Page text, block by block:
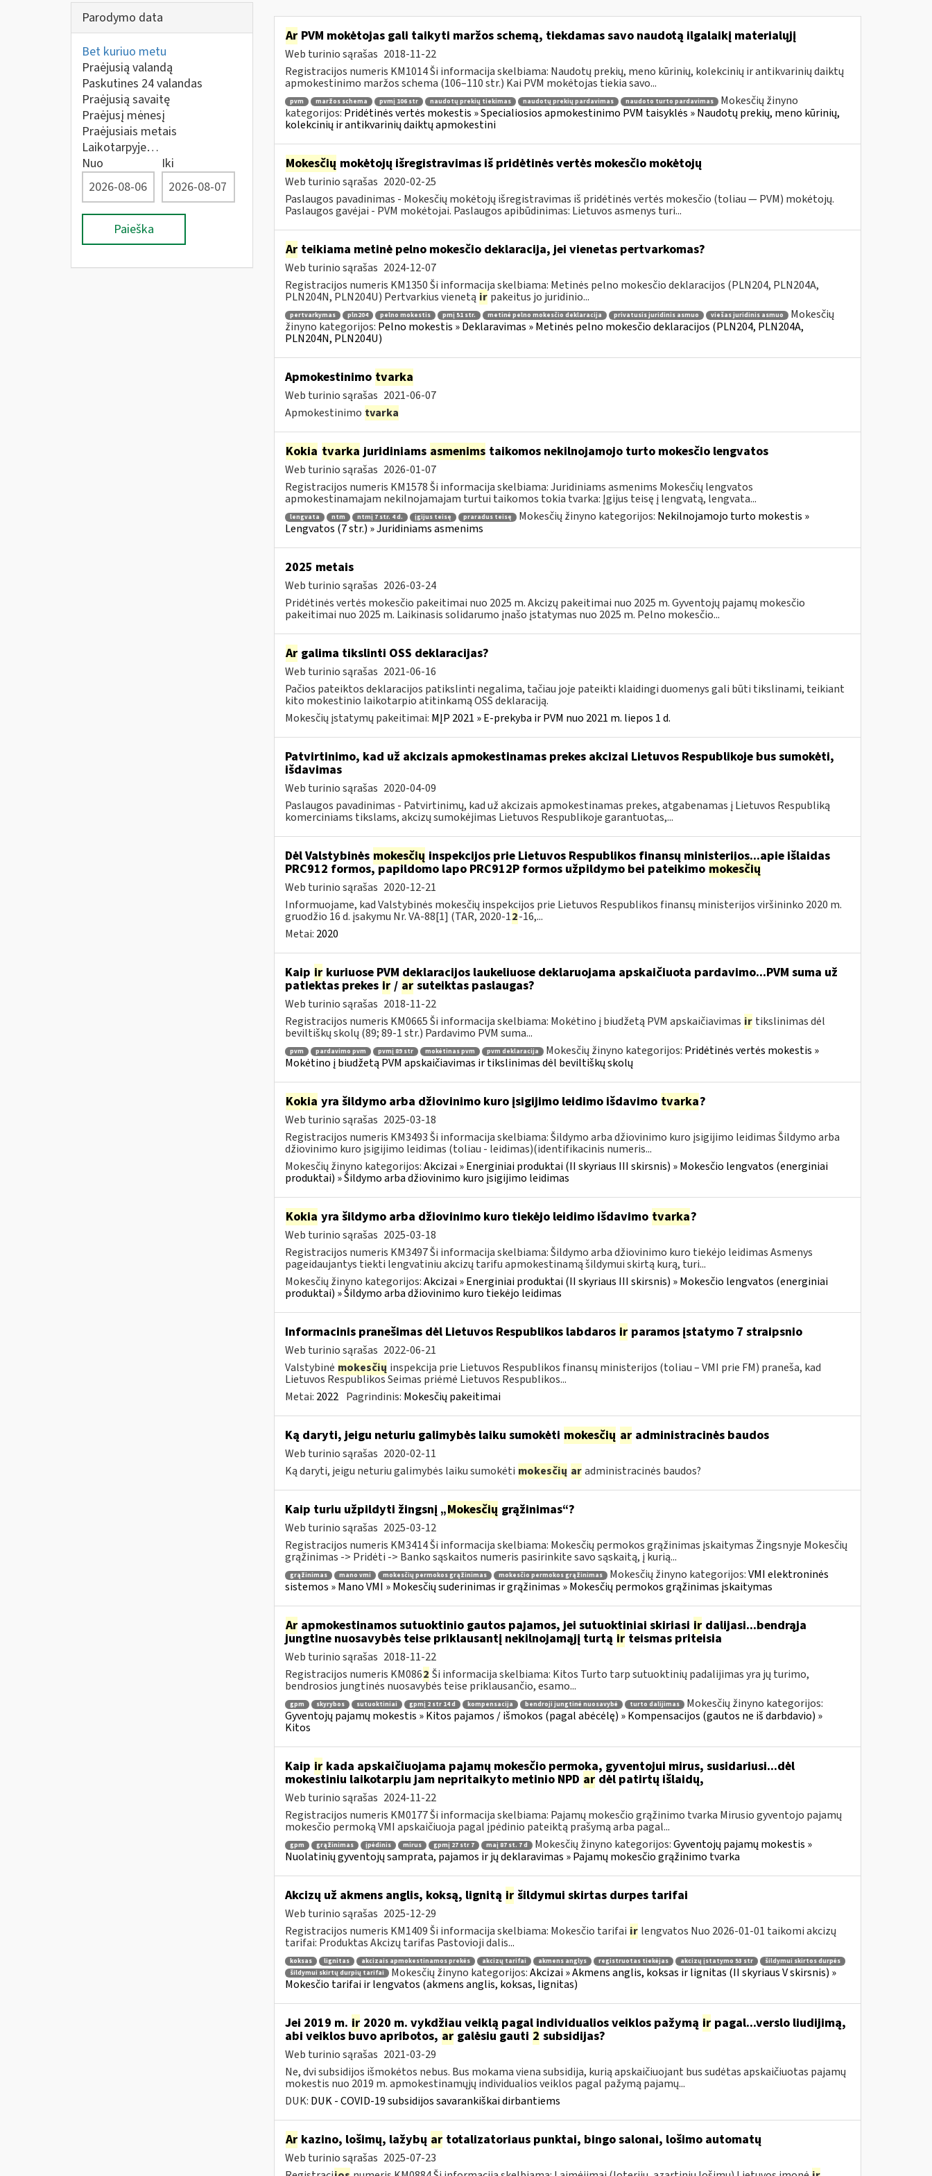
Parodymo data
Bet kuriuo metu
Praėjusią valandą
Paskutines 24 valandas
Praėjusią savaitę
Praėjusį mėnesį
Praėjusiais metais
Laikotarpyje…
Nuo
Iki
Paieška
ArPVM mokėtojas gali taikyti maržos schemą, tiekdamas savo naudotą ilgalaikį materialųjį
Web turinio sąrašas 2018-11-22
Registracijos numeris KM1014 Ši informacija skelbiama: Naudotų prekių, meno kūrinių, kolekcinių ir antikvarinių daiktų
apmokestinimo maržos schema (106–110 str.) Kai PVM mokėtojas tiekia savo...
pvm maržos schema pvmį 106 str naudotų prekių tiekimas naudotų prekių pardavimas naudoto turto pardavimas
Mokesčių žinyno
kategorijos: Pridėtinės vertės mokestis » Specialiosios apmokestinimo PVM taisyklės » Naudotų prekių, meno kūrinių,
kolekcinių ir antikvarinių daiktų apmokestini
Mokesčių mokėtojų išregistravimas iš pridėtinės vertės mokesčio mokėtojų
Web turinio sąrašas 2020-02-25
Paslaugos pavadinimas - Mokesčių mokėtojų išregistravimas iš pridėtinės vertės mokesčio (toliau — PVM) mokėtojų.
Paslaugos gavėjai - PVM mokėtojai. Paslaugos apibūdinimas: Lietuvos asmenys turi...
Arteikiama metinė pelno mokesčio deklaracija, jei vienetas pertvarkomas?
Web turinio sąrašas 2024-12-07
Registracijos numeris KM1350 Ši informacija skelbiama: Metinės pelno mokesčio deklaracijos (PLN204, PLN204A,
PLN204N, PLN204U) Pertvarkius vienetą ir pakeitus jo juridinio...
pertvarkymas pln204 pelno mokestis pmį 51 str. metinė pelno mokesčio deklaracija privatusis juridinis asmuo viešas juridinis asmuo
Mokesčių
žinyno kategorijos: Pelno mokestis » Deklaravimas » Metinės pelno mokesčio deklaracijos (PLN204, PLN204A,
PLN204N, PLN204U)
Apmokestinimo tvarka
Web turinio sąrašas 2021-06-07
Apmokestinimo tvarka
Kokia tvarka juridiniams asmenims taikomos nekilnojamojo turto mokesčio lengvatos
Web turinio sąrašas 2026-01-07
Registracijos numeris KM1578 Ši informacija skelbiama: Juridiniams asmenims Mokesčių lengvatos
apmokestinamajam nekilnojamajam turtui taikomos tokia tvarka: Įgijus teisę į lengvatą, lengvata...
lengvata ntm ntmį 7 str. 4 d. įgijus teisę praradus teisę Mokesčių žinyno kategorijos: Nekilnojamojo turto mokestis »
Lengvatos (7 str.) » Juridiniams asmenims
2025 metais
Web turinio sąrašas 2026-03-24
Pridėtinės vertės mokesčio pakeitimai nuo 2025 m. Akcizų pakeitimai nuo 2025 m. Gyventojų pajamų mokesčio
pakeitimai nuo 2025 m. Laikinasis solidarumo įnašo įstatymas nuo 2025 m. Pelno mokesčio...
Argalima tikslinti OSS deklaracijas?
Web turinio sąrašas 2021-06-16
Pačios pateiktos deklaracijos patikslinti negalima, tačiau joje pateikti klaidingi duomenys gali būti tikslinami, teikiant
kito mokestinio laikotarpio atitinkamą OSS deklaraciją.
Mokesčių įstatymų pakeitimai: MĮP 2021 » E-prekyba ir PVM nuo 2021 m. liepos 1 d.
Patvirtinimo, kad už akcizais apmokestinamas prekes akcizai Lietuvos Respublikoje bus sumokėti,
išdavimas
Web turinio sąrašas 2020-04-09
Paslaugos pavadinimas - Patvirtinimų, kad už akcizais apmokestinamas prekes, atgabenamas į Lietuvos Respubliką
komerciniams tikslams, akcizų sumokėjimas Lietuvos Respublikoje garantuotas,...
Dėl Valstybinės mokesčių inspekcijos prie Lietuvos Respublikos finansų ministerijos...apie išlaidas
PRC912 formos, papildomo lapo PRC912P formos užpildymo bei pateikimo mokesčių
Web turinio sąrašas 2020-12-21
Informuojame, kad Valstybinės mokesčių inspekcijos prie Lietuvos Respublikos finansų ministerijos viršininko 2020 m.
gruodžio 16 d. įsakymu Nr. VA-88[1] (TAR, 2020-12-16,...
Metai: 2020
Kaip irkuriuose PVM deklaracijos laukeliuose deklaruojama apskaičiuota pardavimo...PVM suma už
patiektas prekes ir/ arsuteiktas paslaugas?
Web turinio sąrašas 2018-11-22
Registracijos numeris KM0665 Ši informacija skelbiama: Mokėtino į biudžetą PVM apskaičiavimas ir tikslinimas dėl
beviltiškų skolų (89; 89-1 str.) Pardavimo PVM suma...
pvm pardavimo pvm pvmį 89 str mokėtinas pvm pvm deklaracija Mokesčių žinyno kategorijos: Pridėtinės vertės mokestis »
Mokėtino į biudžetą PVM apskaičiavimas ir tikslinimas dėl beviltiškų skolų
Kokia yra šildymo arba džiovinimo kuro įsigijimo leidimo išdavimo tvarka?
Web turinio sąrašas 2025-03-18
Registracijos numeris KM3493 Ši informacija skelbiama: Šildymo arba džiovinimo kuro įsigijimo leidimas Šildymo arba
džiovinimo kuro įsigijimo leidimas (toliau - leidimas)(identifikacinis numeris...
Mokesčių žinyno kategorijos:Akcizai » Energiniai produktai (II skyriaus III skirsnis) » Mokesčio lengvatos (energiniai
produktai) » Šildymo arba džiovinimo kuro įsigijimo leidimas
Kokia yra šildymo arba džiovinimo kuro tiekėjo leidimo išdavimo tvarka?
Web turinio sąrašas 2025-03-18
Registracijos numeris KM3497 Ši informacija skelbiama: Šildymo arba džiovinimo kuro tiekėjo leidimas Asmenys
pageidaujantys tiekti lengvatiniu akcizų tarifu apmokestinamą šildymui skirtą kurą, turi...
Mokesčių žinyno kategorijos:Akcizai » Energiniai produktai (II skyriaus III skirsnis) » Mokesčio lengvatos (energiniai
produktai) » Šildymo arba džiovinimo kuro tiekėjo leidimas
Informacinis pranešimas dėl Lietuvos Respublikos labdaros irparamos įstatymo 7 straipsnio
Web turinio sąrašas 2022-06-21
Valstybinė mokesčių inspekcija prie Lietuvos Respublikos finansų ministerijos (toliau – VMI prie FM) praneša, kad
Lietuvos Respublikos Seimas priėmė Lietuvos Respublikos...
Metai: 2022 Pagrindinis: Mokesčių pakeitimai
Ką daryti, jeigu neturiu galimybės laiku sumokėti mokesčių aradministracinės baudos
Web turinio sąrašas 2020-02-11
Ką daryti, jeigu neturiu galimybės laiku sumokėti mokesčių ar administracinės baudos?
Kaip turiu užpildyti žingsnį „Mokesčių grąžinimas“?
Web turinio sąrašas 2025-03-12
Registracijos numeris KM3414 Ši informacija skelbiama: Mokesčių permokos grąžinimas įskaitymas Žingsnyje Mokesčių
grąžinimas -> Pridėti -> Banko sąskaitos numeris pasirinkite savo sąskaitą, į kurią...
grąžinimas mano vmi mokesčių permokos grąžinimas mokesčio permokos grąžinimas Mokesčių žinyno kategorijos:VMI elektroninės
sistemos » Mano VMI » Mokesčių suderinimas ir grąžinimas » Mokesčių permokos grąžinimas įskaitymas
Arapmokestinamos sutuoktinio gautos pajamos, jei sutuoktiniai skiriasi irdalijasi...bendrąja
jungtine nuosavybės teise priklausantį nekilnojamąjį turtą irteismas priteisia
Web turinio sąrašas 2018-11-22
Registracijos numeris KM0862 Ši informacija skelbiama: Kitos Turto tarp sutuoktinių padalijimas yra jų turimo,
bendrosios jungtinės nuosavybės teise priklausančio, esamo...
gpm skyrybos sutuoktiniai gpmį 2 str 14 d kompensacija bendroji jungtinė nuosavybė turto dalijimas
Mokesčių žinyno kategorijos:
Gyventojų pajamų mokestis » Kitos pajamos / išmokos (pagal abėcėlę) » Kompensacijos (gautos ne iš darbdavio) »
Kitos
Kaip irkada apskaičiuojama pajamų mokesčio permoka, gyventojui mirus, susidariusi...dėl
mokestiniu laikotarpiu jam nepritaikyto metinio NPD ardėl patirtų išlaidų,
Web turinio sąrašas 2024-11-22
Registracijos numeris KM0177 Ši informacija skelbiama: Pajamų mokesčio grąžinimo tvarka Mirusio gyventojo pajamų
mokesčio permoką VMI apskaičiuoja pagal įpėdinio pateiktą prašymą arba pagal...
gpm grąžinimas įpėdinis mirus gpmį 27 str 7 maį 87 st. 7 d Mokesčių žinyno kategorijos:Gyventojų pajamų mokestis »
Nuolatinių gyventojų samprata, pajamos ir jų deklaravimas » Pajamų mokesčio grąžinimo tvarka
Akcizų už akmens anglis, koksą, lignitą iršildymui skirtas durpes tarifai
Web turinio sąrašas 2025-12-29
Registracijos numeris KM1409 Ši informacija skelbiama: Mokesčio tarifai ir lengvatos Nuo 2026-01-01 taikomi akcizų
tarifai: Produktas Akcizų tarifas Pastovioji dalis...
koksas lignitas akcizais apmokestinamos prekės akcizų tarifai akmens anglys registruotas tiekėjas akcizų įstatymo 53 str
šildymui skirtos durpės
šildymui skirtų durpių tarifai
Mokesčių žinyno kategorijos:Akcizai » Akmens anglis, koksas ir lignitas (II skyriaus V skirsnis) »
Mokesčio tarifai ir lengvatos (akmens anglis, koksas, lignitas)
Jei 2019 m. ir2020 m. vykdžiau veiklą pagal individualios veiklos pažymą irpagal...verslo liudijimą,
abi veiklos buvo apribotos, argalėsiu gauti 2 subsidijas?
Web turinio sąrašas 2021-03-29
Ne, dvi subsidijos išmokėtos nebus. Bus mokama viena subsidija, kurią apskaičiuojant bus sudėtas apskaičiuotas pajamų
mokestis nuo 2019 m. apmokestinamųjų individualios veiklos pagal pažymą pajamų...
DUK: DUK - COVID-19 subsidijos savarankiškai dirbantiems
Arkazino, lošimų, lažybų artotalizatoriaus punktai, bingo salonai, lošimo automatų
Web turinio sąrašas 2025-07-23